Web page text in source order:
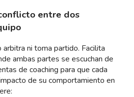
entre dos
ni toma partido. Facilita
ambas partes se escuchan de
de coaching para que cada
de su comportamiento en